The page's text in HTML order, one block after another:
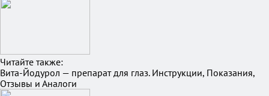
Читайте также:
Вита-Йодурол — препарат для глаз. Инструкции, Показания,
Отзывы и Аналоги